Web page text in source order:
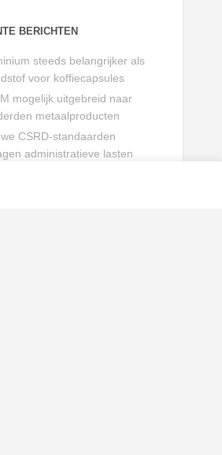
BERICHTEN
steeds belangrijker als
voor koffiecapsules
mogelijk uitgebreid naar
metaalproducten
CSRD-standaarden
administratieve lasten